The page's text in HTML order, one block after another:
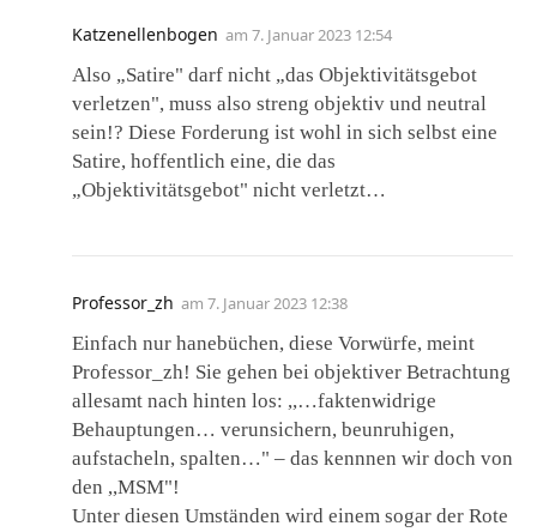
Katzenellenbogen am 7. Januar 2023 12:54
Also „Satire" darf nicht „das Objektivitätsgebot
verletzen", muss also streng objektiv und neutral
sein!? Diese Forderung ist wohl in sich selbst eine
Satire, hoffentlich eine, die das
„Objektivitätsgebot" nicht verletzt…
Professor_zh am 7. Januar 2023 12:38
Einfach nur hanebüchen, diese Vorwürfe, meint
Professor_zh! Sie gehen bei objektiver Betrachtung
allesamt nach hinten los: ,,…faktenwidrige
Behauptungen… verunsichern, beunruhigen,
aufstacheln, spalten…" – das kennnen wir doch von
den ,,MSM"!
Unter diesen Umständen wird einem sogar der Rote